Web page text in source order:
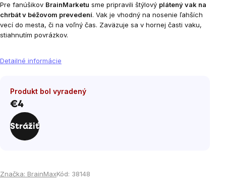
Pre fanúšikov BrainMarketu sme pripravili štýlový plátený vak na
chrbát v béžovom prevedení. Vak je vhodný na nosenie ľahších
vecí do mesta, či na voľný čas. Zaväzuje sa v hornej časti vaku,
stiahnutím povrázkov.
Detailné informácie
Produkt bol vyradený
€4Jednotková
cena:
Strážiť
Značka: BrainMaxKód: 38148